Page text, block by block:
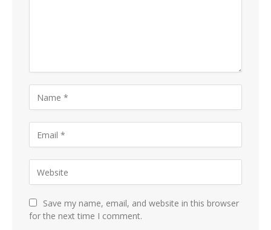
Save my name, email, and website in this browser
for the next time I comment.